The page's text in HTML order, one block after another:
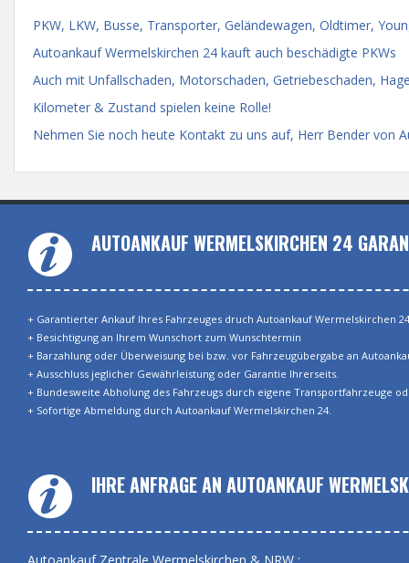
PKW, LKW, Busse, Transporter, Geländewagen, Oldtimer,
Autoankauf Wermelskirchen 24 kauft auch beschädigte PKWs
Auch mit Unfallschaden, Motorschaden, Getriebeschaden,
Kilometer & Zustand spielen keine Rolle!
Nehmen Sie noch heute Kontakt zu uns auf, Herr Bender von
AUTOANKAUF WERMELSKIRCHEN 24
+ Garantierter Ankauf Ihres Fahrzeuges druch Autoankauf Wermelskirchen 24
+ Besichtigung an Ihrem Wunschort zum Wunschtermin
+ Barzahlung oder Überweisung bei bzw. vor Fahrzeugübergabe an
+ Ausschluss jeglicher Gewährleistung oder Garantie Ihrerseits.
+ Bundesweite Abholung des Fahrzeugs durch eigene Transportfahrzeuge
+ Sofortige Abmeldung durch Autoankauf Wermelskirchen 24.
IHRE ANFRAGE AN AUTOANKAUF